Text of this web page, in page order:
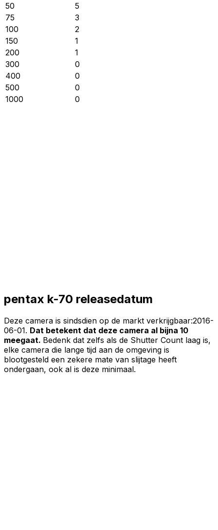
50
5
75
3
100
2
150
1
200
1
300
0
400
0
500
0
1000
0
pentax k-70 releasedatum
Deze camera is sindsdien op de markt verkrijgbaar:2016-
06-01. Dat betekent dat deze camera al bijna 10
meegaat. Bedenk dat zelfs als de Shutter Count laag is,
elke camera die lange tijd aan de omgeving is
blootgesteld een zekere mate van slijtage heeft
ondergaan, ook al is deze minimaal.